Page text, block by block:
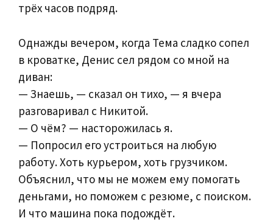
трёх часов подряд.
Однажды вечером, когда Тема сладко сопел
в кроватке, Денис сел рядом со мной на
диван:
— Знаешь, — сказал он тихо, — я вчера
разговаривал с Никитой.
— О чём? — насторожилась я.
— Попросил его устроиться на любую
работу. Хоть курьером, хоть грузчиком.
Объяснил, что мы не можем ему помогать
деньгами, но поможем с резюме, с поиском.
И что машина пока подождёт.